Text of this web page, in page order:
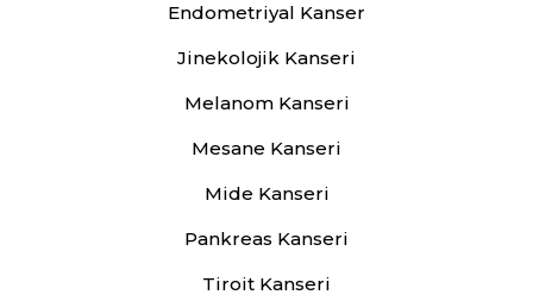
Endometriyal Kanser
Jinekolojik Kanseri
Melanom Kanseri
Mesane Kanseri
Mide Kanseri
Pankreas Kanseri
Tiroit Kanseri